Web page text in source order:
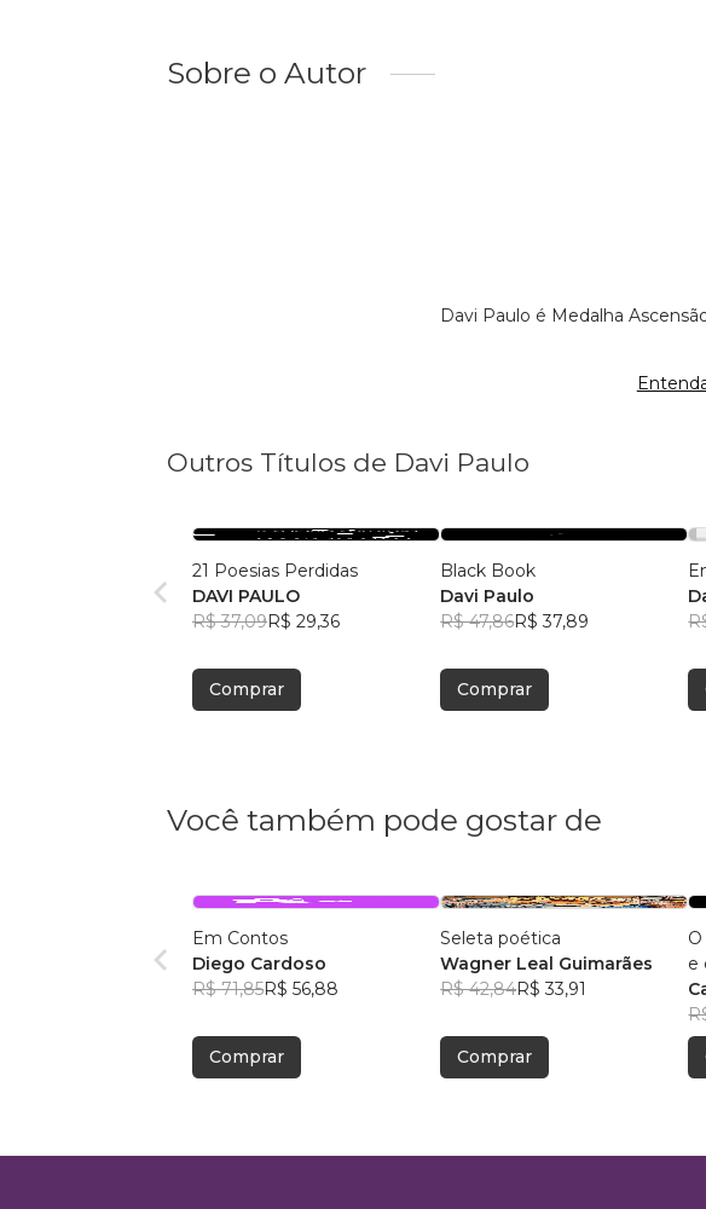
Sobre o Autor
Davi Paulo é Medalha
Outros Títulos de Davi Paulo
21 Poesias Perdidas
DAVI PAULO
R$ 37,09R$ 29,36
Comprar
Black Book
Davi Paulo
R$ 47,86R$ 37,89
Comprar
Você também pode gostar de
Em Contos
Diego Cardoso
R$ 71,85R$ 56,88
Comprar
Seleta poética
Wagner Leal Guimarães
R$ 42,84R$ 33,91
Comprar
e